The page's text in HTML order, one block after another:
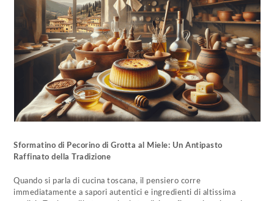
Sformatino di Pecorino di Grotta al Miele: Un Antipasto
Raffinato della Tradizione
Quando si parla di cucina toscana, il pensiero corre
immediatamente a sapori autentici e ingredienti di altissima